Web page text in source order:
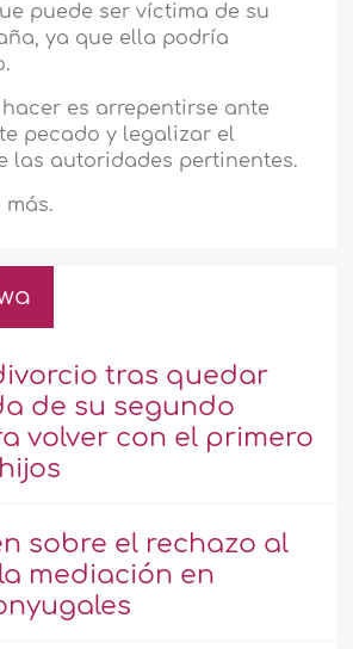
puede ser víctima de su
ya que ella podría
es arrepentirse ante
pecado y legalizar el
las autoridades pertinentes.
más.
tras quedar
de su segundo
volver con el primero
sobre el rechazo al
mediación en